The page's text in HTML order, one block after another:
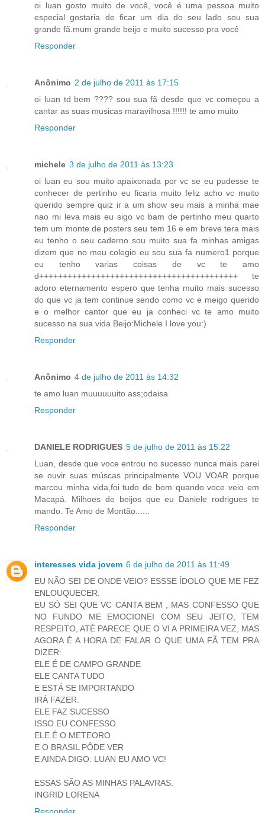
oi luan gosto muito de você, você é uma pessoa muito
especial gostaria de ficar um dia do seu lado sou sua
grande fã.mum grande beijo e muito sucesso pra você
Responder
Anônimo 2 de julho de 2011 às 17:15
oi luan td bem ???? sou sua fã desde que vc começou a
cantar as suas musicas maravilhosa !!!!!! te amo muito
Responder
michele 3 de julho de 2011 às 13:23
oi luan eu sou muito apaixonada por vc se eu pudesse te
conhecer de pertinho eu ficaria muito feliz acho vc muito
querido sempre quiz ir a um show seu mais a minha mae
nao mi leva mais eu sigo vc bam de pertinho meu quarto
tem um monte de posters seu tem 16 e em breve tera mais
eu tenho o seu caderno sou muito sua fa minhas amigas
dizem que no meu colegio eu sou sua fa numero1 porque
eu tenho varias coisas de vc te amo
d++++++++++++++++++++++++++++++++++++++++++ te
adoro eternamento espero que tenha muito mais sucesso
do que vc ja tem continue sendo como vc e meigo querido
e o melhor cantor que eu ja conheci vc te amo muito
sucesso na sua vida Beijo:Michele I love you:)
Responder
Anônimo 4 de julho de 2011 às 14:32
te amo luan muuuuuuito ass;odaisa
Responder
DANIELE RODRIGUES 5 de julho de 2011 às 15:22
Luan, desde que voce entrou no sucesso nunca mais parei
se ouvir suas múscas principalmente VOU VOAR porque
marcou minha vida,foi tudo de bom quando voce veio em
Macapá. Milhoes de beijos que eu Daniele rodrigues te
mando. Te Amo de Montão......
Responder
interesses vida jovem 6 de julho de 2011 às 11:49
EU NÃO SEI DE ONDE VEIO? ESSSE ÍDOLO QUE ME FEZ
ENLOUQUECER.
EU SÓ SEI QUE VC CANTA BEM , MAS CONFESSO QUE
NO FUNDO ME EMOCIONEI COM SEU JEITO, TEM
RESPEITO, ATÉ PARECE QUE O VI A PRIMEIRA VEZ, MAS
AGORA É A HORA DE FALAR O QUE UMA FÃ TEM PRA
DIZER:
ELE É DE CAMPO GRANDE
ELE CANTA TUDO
E ESTÁ SE IMPORTANDO
IRÁ FAZER.
ELE FAZ SUCESSO
ISSO EU CONFESSO
ELE É O METEORO
E O BRASIL PÔDE VER
E AINDA DIGO: LUAN EU AMO VC!
ESSAS SÃO AS MINHAS PALAVRAS.
INGRID LORENA